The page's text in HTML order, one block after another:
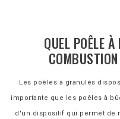
QUEL POÊLE
Les poêles à granulés
importante que les poêles à
d'un dispositif qui permet de